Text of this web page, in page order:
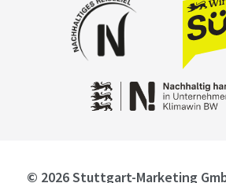
© 2026 Stuttgart-Marketing